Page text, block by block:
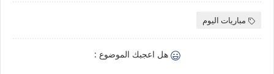
مباريات اليوم
هل اعجبك الموضوع :